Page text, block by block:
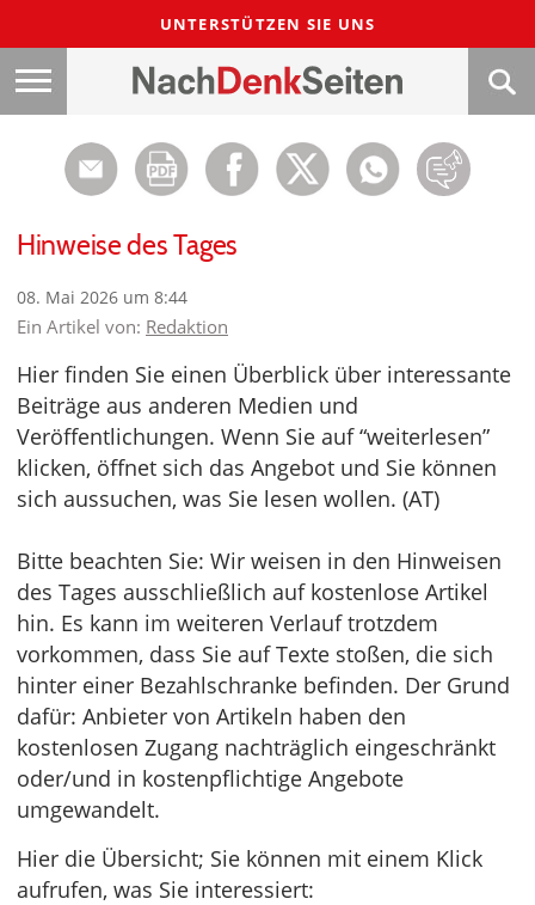
UNTERSTÜTZEN SIE UNS
Hinweise des Tages
08. Mai 2026 um 8:44
Ein Artikel von: Redaktion
Hier finden Sie einen Überblick über interessante
Beiträge aus anderen Medien und
Veröffentlichungen. Wenn Sie auf “weiterlesen”
klicken, öffnet sich das Angebot und Sie können
sich aussuchen, was Sie lesen wollen. (AT)
Bitte beachten Sie: Wir weisen in den Hinweisen
des Tages ausschließlich auf kostenlose Artikel
hin. Es kann im weiteren Verlauf trotzdem
vorkommen, dass Sie auf Texte stoßen, die sich
hinter einer Bezahlschranke befinden. Der Grund
dafür: Anbieter von Artikeln haben den
kostenlosen Zugang nachträglich eingeschränkt
oder/und in kostenpflichtige Angebote
umgewandelt.
Hier die Übersicht; Sie können mit einem Klick
aufrufen, was Sie interessiert: